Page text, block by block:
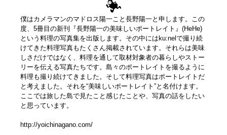
僕はカメラマンのマドロス陽一こと長野陽一と申します。この
度、5冊目の新刊『長野陽一の美味しいポートレイト』(HeHe)
という料理の写真集を出版します。その中にはku:nelで撮り続
けてきた料理写真もたくさん掲載されています。それらは美味
しさだけではなく、料理を通して取材対象者の暮らしやストー
リーを伝える写真たちです。島々のポートレイトを撮るように
料理も撮り続けてきました。そして料理写真はポートレイトだ
と考えました。それを“美味しいポートレイト”と名付けます。
ここでは旅した島で見たこと感じたことや、写真の話をしたい
と思っています。
http://yoichinagano.com/